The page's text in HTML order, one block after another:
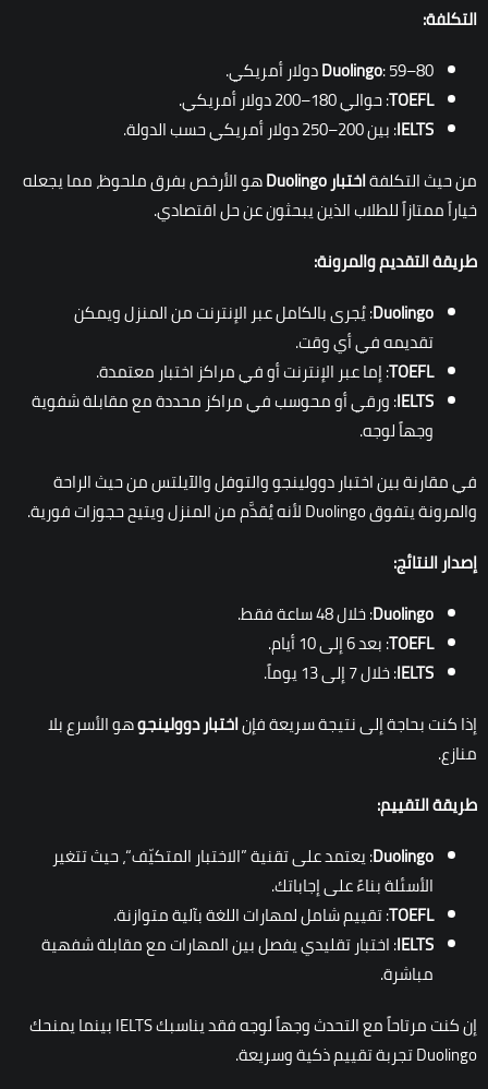
التكلفة:
Duolingo: 59–80 دولار أمريكي.
TOEFL: حوالي 180–200 دولار أمريكي.
IELTS: بين 200–250 دولار أمريكي حسب الدولة.
من حيث التكلفةاختبار
هو الأرخص بفرق ملحوظ، مما يجعله
خياراً ممتازاً للطلاب الذين يبحثون عن حل اقتصادي.
طريقة التقديم والمرونة:
Duolingo: يُجرى بالكامل عبر الإنترنت من المنزل ويمكن
تقديمه في أي وقت.
TOEFL: إما عبر الإنترنت أو في مراكز اختبار معتمدة.
IELTS: ورقي أو محوسب في مراكز محددة مع مقابلة شفوية
وجهاً لوجه.
في مقارنة بين اختبار دوولينجو والتوفل والآيلتس من حيث الراحة
والمرونة يتفوق Duolingo لأنه يُقدَّم من المنزل ويتيح حجوزات فورية.
إصدار النتائج:
Duolingo: خلال 48 ساعة فقط.
TOEFL: بعد 6 إلى 10 أيام.
IELTS: خلال 7 إلى 13 يوماً.
إذا كنت بحاجة إلى نتيجة سريعة فإناختبار دوولينجوهو الأسرع بلا
منازع.
طريقة التقييم:
Duolingo: يعتمد على تقنية ”الاختبار المتكيّف“، حيث تتغير
الأسئلة بناءً على إجاباتك.
TOEFL: تقييم شامل لمهارات اللغة بآلية متوازنة.
IELTS: اختبار تقليدي يفصل بين المهارات مع مقابلة شفهية
مباشرة.
إن كنت مرتاحاً مع التحدث وجهاً لوجه فقد يناسبك IELTS بينما يمنحك
Duolingo تجربة تقييم ذكية وسريعة.